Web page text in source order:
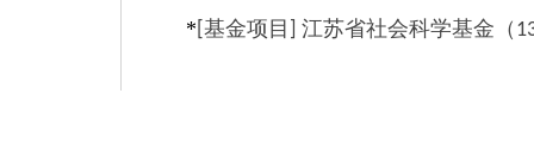
* 基金项目 江苏省社会科学基金（